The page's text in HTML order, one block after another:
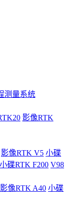
测量系统
影像RTK
影像RTK V5 小碟
小碟RTK F200 V98
影像RTK A40 小碟